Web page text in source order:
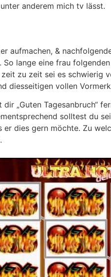
anderem mich tv lässt.
aufmachen, &
lange eine frau
zu zeit sei es schwierig
diesseitigen vollen
„Guten Tagesanbruch“
solltest du
dies gern möchte. Zu